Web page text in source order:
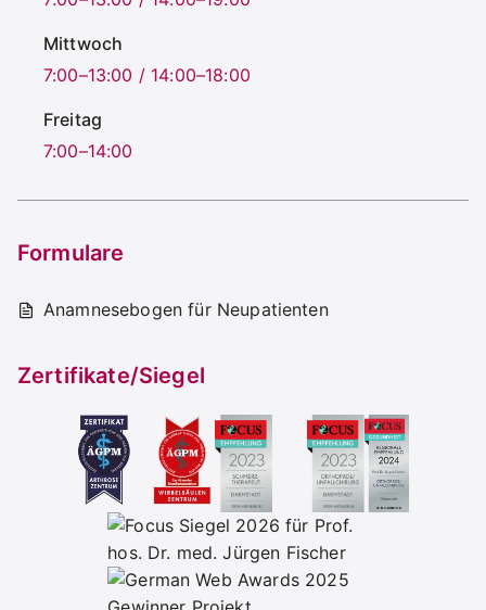
Mittwoch
7:00–13:00 / 14:00–18:00
Freitag
7:00–14:00
Formulare
Anamnesebogen für Neupatienten
Zertifikate/Siegel